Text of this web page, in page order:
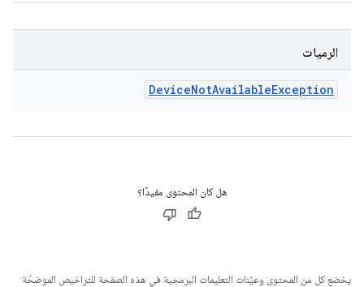
الرميات
DeviceNotAvailableException
هل كان المحتوى مفيدًا؟
يخضع كل من المحتوى وعيّنات التعليمات البرمجية في هذه الصفحة للتراخيص الموضحّة